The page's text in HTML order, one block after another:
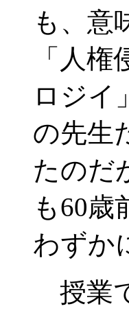
も、意
「人
ロジイ
の先生
たのだ
も60歳
わずか
授業